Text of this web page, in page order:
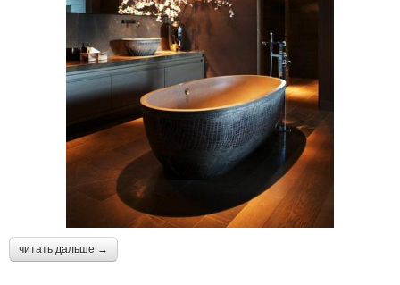
читать дальше →